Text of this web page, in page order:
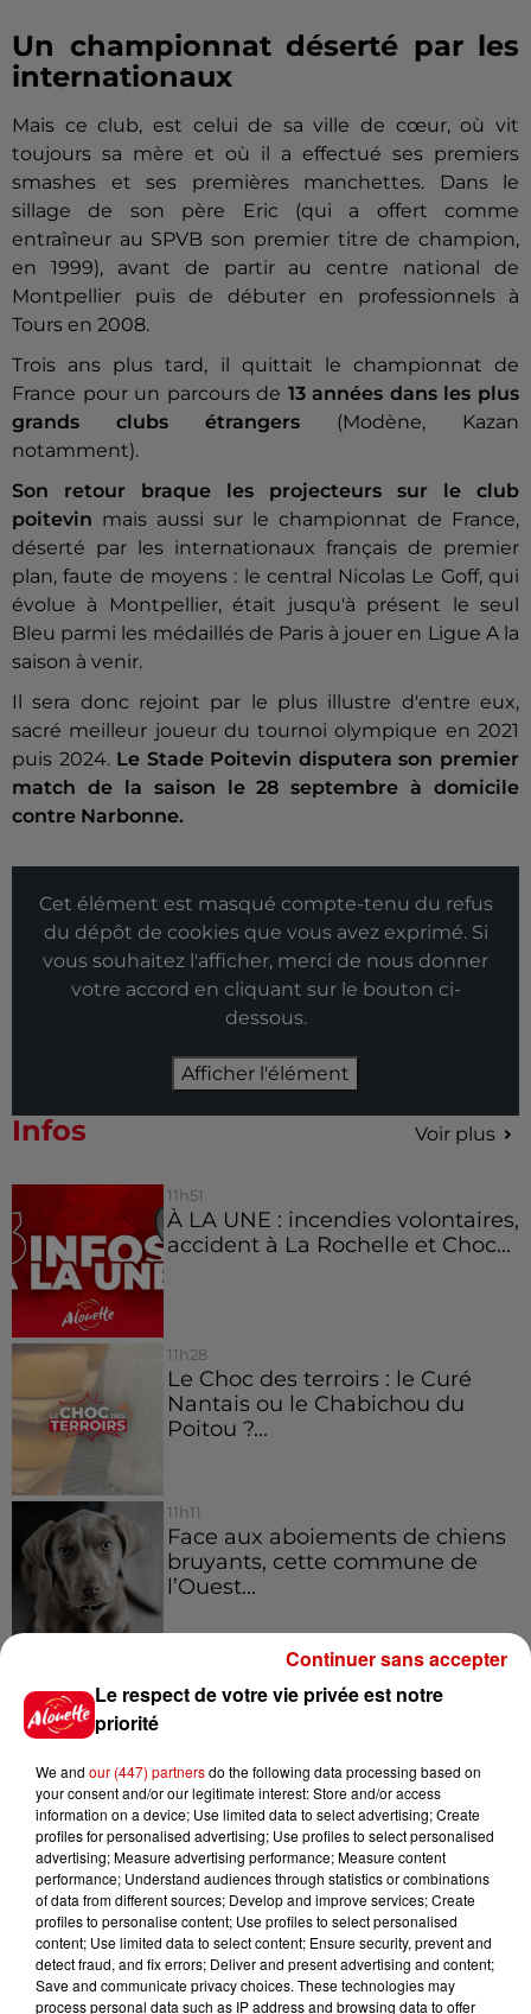
Un championnat déserté par les
internationaux
Mais ce club, est celui de sa ville de cœur, où vit
toujours sa mère et où il a effectué ses premiers
smashes et ses premières manchettes. Dans le
sillage de son père Eric (qui a offert comme
entraîneur au SPVB son premier titre de champion,
en 1999), avant de partir au centre national de
Montpellier puis de débuter en professionnels à
Tours en 2008.
Trois ans plus tard, il quittait le championnat de
France pour un parcours de 13 années dans les plus
grands clubs étrangers (Modène, Kazan
notamment).
Son retour braque les projecteurs sur le club
poitevin mais aussi sur le championnat de France,
déserté par les internationaux français de premier
plan, faute de moyens : le central Nicolas Le Goff, qui
évolue à Montpellier, était jusqu'à présent le seul
Bleu parmi les médaillés de Paris à jouer en Ligue A la
saison à venir.
Il sera donc rejoint par le plus illustre d'entre eux,
sacré meilleur joueur du tournoi olympique en 2021
puis 2024. Le Stade Poitevin disputera son premier
match de la saison le 28 septembre à domicile
contre Narbonne.
Cet élément est masqué compte-tenu du refus
du dépôt de cookies que vous avez exprimé. Si
vous souhaitez l'afficher, merci de nous donner
votre accord en cliquant sur le bouton ci-
dessous.
Afficher l'élément
Infos Voir plus
11h51
À LA UNE : incendies volontaires,
accident à La Rochelle et Choc...
11h28
Le Choc des terroirs : le Curé
Nantais ou le Chabichou du
Poitou ?...
11h11
Face aux aboiements de chiens
bruyants, cette commune de
l’Ouest...
"Nous sommes passés à côté
Jeux Voir plus
Gagnez vos places pour
l'événement Ride the Show à
Morlaix !
Le respect de votre vie privée est notre
priorité
We and our (447) partnersdo the following data processing based on
your consent and/or our legitimate interest: Store and/or access
information on a device; Use limited data to select advertising; Create
profiles for personalised advertising; Use profiles to select personalised
advertising; Measure advertising performance; Measure content
performance; Understand audiences through statistics or combinations
of data from different sources; Develop and improve services; Create
profiles to personalise content; Use profiles to select personalised
content; Use limited data to select content; Ensure security, prevent and
detect fraud, and fix errors; Deliver and present advertising and content;
Save and communicate privacy choices. These technologies may
process personal data such as IP address and browsing data to offer
Continuer sans accepter